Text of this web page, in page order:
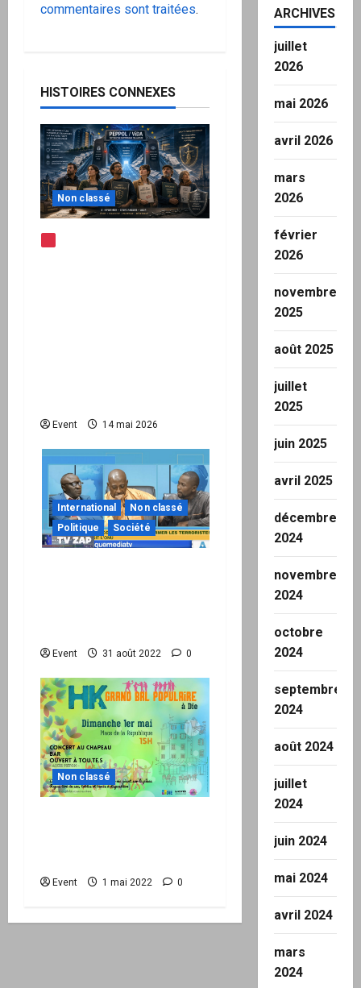
commentaires sont traitées.
HISTOIRES CONNEXES
Non classé
Event 14 mai 2026
International
Non classé
Politique
Société
Event 31 août 2022 0
Non classé
Event 1 mai 2022 0
ARCHIVES
juillet
2026
mai 2026
avril 2026
mars
2026
février
2026
novembre
2025
août 2025
juillet
2025
juin 2025
avril 2025
décembre
2024
novembre
2024
octobre
2024
septembre
2024
août 2024
juillet
2024
juin 2024
mai 2024
avril 2024
mars
2024